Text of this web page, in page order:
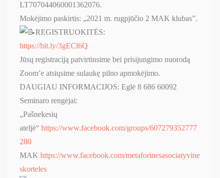
LT707044060001362076.
Mokėjimo paskirtis: „2021 m. rugpjūčio 2 MAK klubas”.
REGISTRUOKITĖS:
https://bit.ly/3gECl6Q
Jūsų registraciją patvirtinsime bei prisijungimo nuorodą
Zoom’e atsiųsime sulaukę pilno apmokėjimo.
DAUGIAU INFORMACIJOS: Eglė 8 686 60092
Seminaro rengėjai:
„Pašnekesių
ateljė“ https://www.facebook.com/groups/607279352777
280
MAK https://www.facebook.com/metaforinesasociatyvine
skorteles